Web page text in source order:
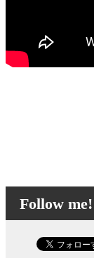
Follow me!